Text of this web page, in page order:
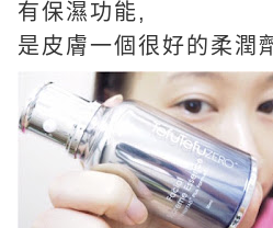
有保濕功能,
是皮膚一個很好的柔潤